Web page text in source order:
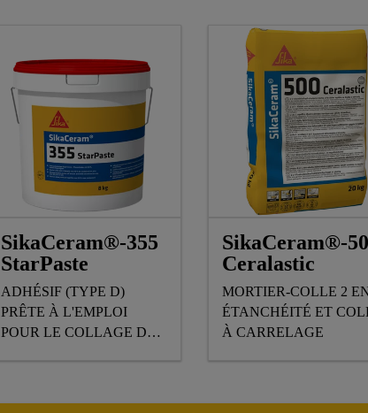
SikaCeram®-355
StarPaste
ADHÉSIF (TYPE D)
PRÊTE À L'EMPLOI
POUR LE COLLAGE DE
SikaCeram®-
Ceralastic
MORTIER-COLLE 2
ÉTANCHÉITÉ ET
À CARRELAGE